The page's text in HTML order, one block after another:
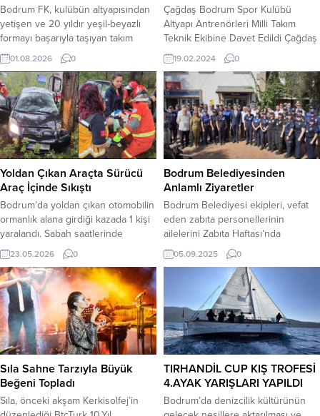
Bodrum FK, kulübün altyapısından
yetişen ve 20 yıldır yeşil-beyazlı
formayı başarıyla taşıyan takım
kaptanı Celal Dumanlı ile 2 yıllık
yeni sözleşme imzaladı. Kulüpten
yapılan açıklamada, Bodrum FK’nın
simge isimlerinden biri olan Celal
Dumanlı’nın kulübün gelişim
yolculuğunun her aşamasına
tanıklık ettiği vurgulandı. Deneyimli
futbolcunun sahadaki liderliği,
karakteri ve örnek kişiliğiyle
camianın...
01.08.2026 0
Çağdaş Bodrum Spor Kulübü
Altyapı Antrenörleri Milli Takım
Teknik Ekibine Davet Edildi Çağdaş
Bodrum Spor Kulübü’nün başarılı
altyapı antrenörleri Ahmet Ali
Erdoğan ve Nehir Berk, FIBA
altyapı gelişim projesi kapsamındaki
U-14 Yıldız Erkek Milli Takımı teknik
ekibine davet edildi. Ahmet Ali
Erdoğan, konuyla ilgili yaptığı
açıklamada, “Çağdaş Bodrum Spor
ailesi...
19.02.2024 0
Yoldan Çıkan Araçta Sürücü
Araç İçinde Sıkıştı
Bodrum’da yoldan çıkan otomobilin
ormanlık alana girdiği kazada 1 kişi
yaralandı. Sabah saatlerinde
Mazıköy– Çocuk Mezarlığı yolunda
seyreden S.K. idaresindeki
otomobil, yağışla kayganlaşan yolda
sürücünün kontrolünden çıktı.
Ormanlık alana giren otomobil, çam
ağacına çarparak durabildi. Kazada
sürücü S.K. araçta sıkıştı. İhbarın
ardından 112 Acil Sağlık ile Bodrum
İtfaiye Grup Amirliği...
23.05.2026 0
Bodrum Belediyesinden
Anlamlı Ziyaretler
Bodrum Belediyesi ekipleri, vefat
eden zabıta personellerinin
ailelerini Zabıta Haftası’nda
unutmadı. Bodrum Belediyesi Basın
Yayın ve Halkla İlişkiler
Müdürlüğüne bağlı Saha Çözüm
ekipleri, Bodrum’da uzun yıllar
büyük bir özveriyle görev yapan ve
ebediyete intikal eden zabıta
personellerinin ailelerini 1-7 Eylül
Zabıta Haftası’nda evlerinde ziyaret
etti. Başkan Mandalinci’den Zabıta
Haftası Kapsamında...
05.09.2025 0
Sıla Sahne Tarzıyla Büyük
Beğeni Topladı
Sıla, önceki akşam Kerkisolfej’in
TIRHANDİL CUP KIŞ TROFESİ
4.AYAK YARIŞLARI YAPILDI
Bodrum’da denizcilik kültürünün